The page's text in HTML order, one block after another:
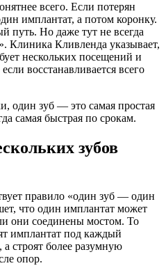
всего. Если потерян
имплантат, а потом коронку.
путь. Но даже тут не всегда
Клиника Кливленда указывает,
нескольких посещений и
восстанавливается всего
один зуб — это самая простая
самая быстрая по срокам.
зубов
правило «один зуб — один
что один имплантат может
они соединены мостом. То
имплантат под каждый
строят более разумную
опор.